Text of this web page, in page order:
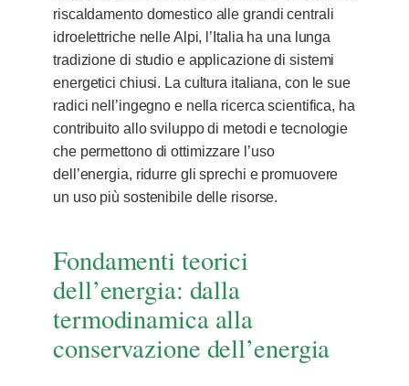
riscaldamento domestico alle grandi centrali
idroelettriche nelle Alpi, l’Italia ha una lunga
tradizione di studio e applicazione di sistemi
energetici chiusi. La cultura italiana, con le sue
radici nell’ingegno e nella ricerca scientifica, ha
contribuito allo sviluppo di metodi e tecnologie
che permettono di ottimizzare l’uso
dell’energia, ridurre gli sprechi e promuovere
un uso più sostenibile delle risorse.
Fondamenti teorici
dell’energia: dalla
termodinamica alla
conservazione dell’energia